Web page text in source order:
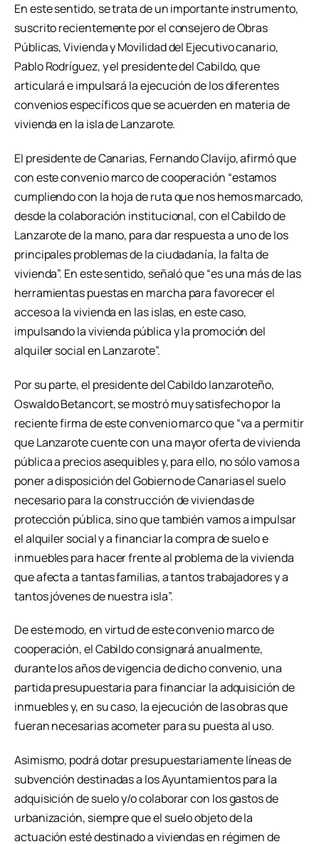
En este sentido, se trata de un importante instrumento,
suscrito recientemente por el consejero de Obras
Públicas, Vivienda y Movilidad del Ejecutivo canario,
Pablo Rodríguez, y el presidente del Cabildo, que
articulará e impulsará la ejecución de los diferentes
convenios específicos que se acuerden en materia de
vivienda en la isla de Lanzarote.
El presidente de Canarias, Fernando Clavijo, afirmó que
con este convenio marco de cooperación “estamos
cumpliendo con la hoja de ruta que nos hemos marcado,
desde la colaboración institucional, con el Cabildo de
Lanzarote de la mano, para dar respuesta a uno de los
principales problemas de la ciudadanía, la falta de
vivienda”. En este sentido, señaló que “es una más de las
herramientas puestas en marcha para favorecer el
acceso a la vivienda en las islas, en este caso,
impulsando la vivienda pública y la promoción del
alquiler social en Lanzarote”.
Por su parte, el presidente del Cabildo lanzaroteño,
Oswaldo Betancort, se mostró muy satisfecho por la
reciente firma de este convenio marco que “va a permitir
que Lanzarote cuente con una mayor oferta de vivienda
pública a precios asequibles y, para ello, no sólo vamos a
poner a disposición del Gobierno de Canarias el suelo
necesario para la construcción de viviendas de
protección pública, sino que también vamos a impulsar
el alquiler social y a financiar la compra de suelo e
inmuebles para hacer frente al problema de la vivienda
que afecta a tantas familias, a tantos trabajadores y a
tantos jóvenes de nuestra isla”.
De este modo, en virtud de este convenio marco de
cooperación, el Cabildo consignará anualmente,
durante los años de vigencia de dicho convenio, una
partida presupuestaria para financiar la adquisición de
inmuebles y, en su caso, la ejecución de las obras que
fueran necesarias acometer para su puesta al uso.
Asimismo, podrá dotar presupuestariamente líneas de
subvención destinadas a los Ayuntamientos para la
adquisición de suelo y/o colaborar con los gastos de
urbanización, siempre que el suelo objeto de la
actuación esté destinado a viviendas en régimen de